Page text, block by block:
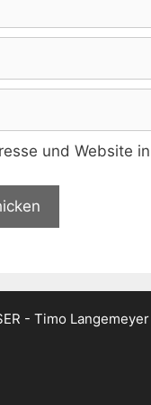
und Website
- Timo Langemeyer